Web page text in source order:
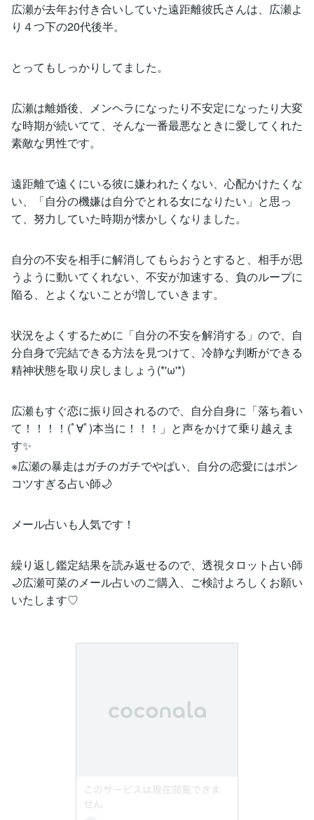
広瀬が去年お付き合いしていた遠距離彼氏さんは、広瀬よ
り４つ下の20代後半。
とってもしっかりしてました。
広瀬は離婚後、メンヘラになったり不安定になったり大変
な時期が続いてて、そんな一番最悪なときに愛してくれた
素敵な男性です。
遠距離で遠くにいる彼に嫌われたくない、心配かけたくな
い、「自分の機嫌は自分でとれる女になりたい」と思っ
て、努力していた時期が懐かしくなりました。
自分の不安を相手に解消してもらおうとすると、相手が思
うように動いてくれない、不安が加速する、負のループに
陥る、とよくないことが増していきます。
状況をよくするために「自分の不安を解消する」ので、自
分自身で完結できる方法を見つけて、冷静な判断ができる
精神状態を取り戻しましょう(*'ω'*)
広瀬もすぐ恋に振り回されるので、自分自身に「落ち着い
て！！！！(ﾟ∀ﾟ)本当に！！！」と声をかけて乗り越えま
す✨
※広瀬の暴走はガチのガチでやばい、自分の恋愛にはポン
コツすぎる占い師🌙
メール占いも人気です！
繰り返し鑑定結果を読み返せるので、透視タロット占い師
🌙広瀬可菜のメール占いのご購入、ご検討よろしくお願い
いたします♡